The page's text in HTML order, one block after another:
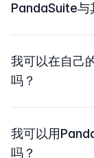
PandaSuite与
我可以在自己
吗？
我可以用
吗？